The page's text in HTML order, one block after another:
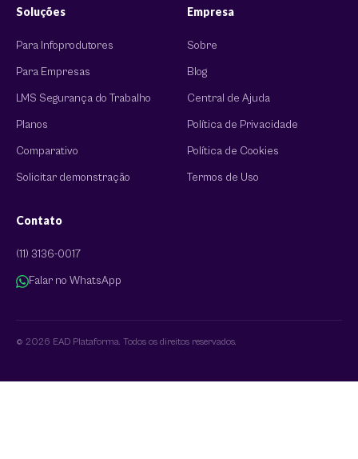
Soluções
Para Infoprodutores
Para Empresas
LMS Segurança do Trabalho
Planos
Comparativo
Solicitar demonstração
Empresa
Sobre
Blog
Central de Ajuda
Política de Privacidade
Política de Cookies
Termos de Uso
Contato
(11) 3136-0017
Falar no WhatsApp
© 2026 EAD Plataforma. Todos os direitos reservados.